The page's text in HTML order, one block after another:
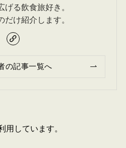
げる飲食旅好き。
だけ紹介します。
の記事一覧へ
しています。